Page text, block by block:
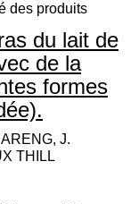
des produits
du lait de
de la
formes
J.
THILL